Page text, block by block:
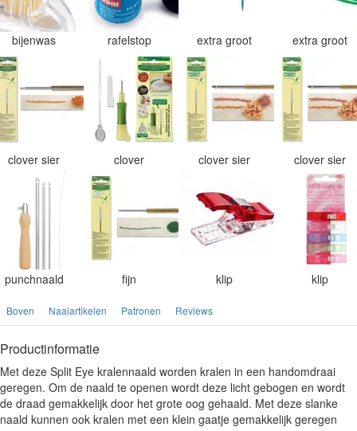
bijenwas rafelstop extra groot extra groot
clover sier clover clover sier clover sier
punchnaald fijn klip klip
Boven Naaiartikelen Patronen Reviews
Productinformatie
Met deze Split Eye kralennaald worden kralen in een handomdraai
geregen. Om de naald te openen wordt deze licht gebogen en wordt
de draad gemakkelijk door het grote oog gehaald. Met deze slanke
naald kunnen ook kralen met een klein gaatje gemakkelijk geregen